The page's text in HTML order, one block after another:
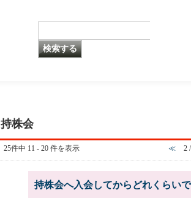
持株会
25件中 11 - 20 件を表示 ≪ 2
持株会へ入会してからどれくらい